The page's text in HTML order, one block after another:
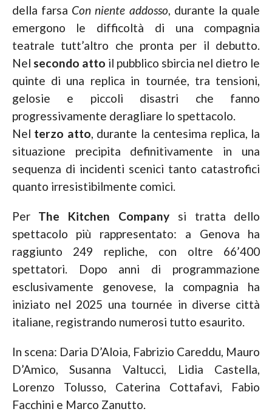
della farsa Con niente addosso, durante la quale
emergono le difficoltà di una compagnia
teatrale tutt’altro che pronta per il debutto.
Nel secondo atto il pubblico sbircia nel dietro le
quinte di una replica in tournée, tra tensioni,
gelosie e piccoli disastri che fanno
progressivamente deragliare lo spettacolo.
Nel terzo atto, durante la centesima replica, la
situazione precipita definitivamente in una
sequenza di incidenti scenici tanto catastrofici
quanto irresistibilmente comici.
Per The Kitchen Company
si tratta dello
spettacolo più rappresentato: a
Genova
ha
raggiunto
249 repliche, con oltre
66’400
spettatori. Dopo anni di programmazione
esclusivamente genovese, la compagnia ha
iniziato nel 2025 una tournée in diverse città
italiane, registrando numerosi tutto esaurito.
In scena: Daria D’Aloia, Fabrizio Careddu, Mauro
D’Amico, Susanna Valtucci, Lidia Castella,
Lorenzo Tolusso, Caterina Cottafavi, Fabio
Facchini e Marco Zanutto.